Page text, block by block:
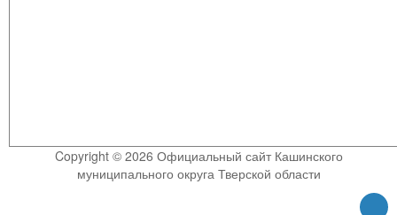
Copyright © 2026 Официальный сайт Кашинского
муниципального округа Тверской области